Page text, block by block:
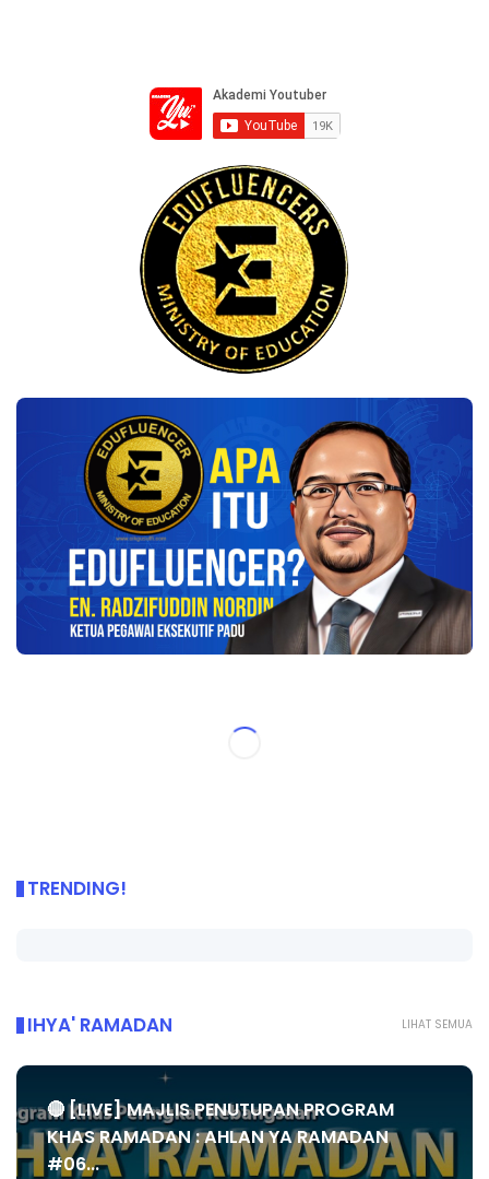
TRENDING!
LIHAT SEMUA
IHYA' RAMADAN
🔴 [LIVE] MAJLIS PENUTUPAN PROGRAM
KHAS RAMADAN : AHLAN YA RAMADAN
#06...